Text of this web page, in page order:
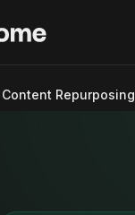
Repurposing